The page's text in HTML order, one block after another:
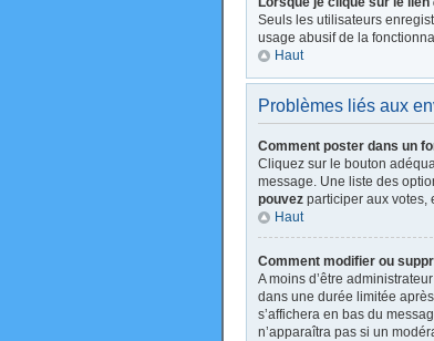
Seuls les utilisateurs
usage abusif de la
Haut
Problèmes liés aux
Comment poster dans un
Cliquez sur le bouton
message. Une liste des
pouvez participer aux votes,
Haut
Comment modifier ou
A moins d’être
dans une durée limitée
s’affichera en bas du
n’apparaîtra pas si un